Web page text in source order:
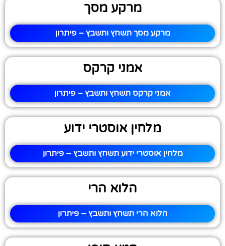
מרקע מסך
מרקע מסך תשחץ ותשבץ – פיתרון
אמני קרקס
אמני קרקס תשחץ ותשבץ – פיתרון
מלחין אוסטרי ידוע
מלחין אוסטרי ידוע תשחץ ותשבץ – פיתרון
הלוא הרי
הלוא הרי תשחץ ותשבץ – פיתרון